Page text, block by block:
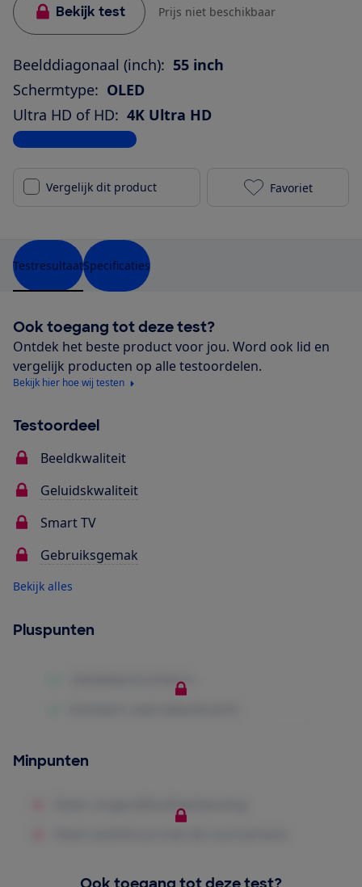
Bekijk test Prijs niet beschikbaar
Beelddiagonaal (inch): 55 inch
Schermtype: OLED
Ultra HD of HD: 4K Ultra HD
Bekijk alle specificaties
Vergelijk dit product Sony KD-
Favoriet
TestresultaatSpecificaties
Ook toegang tot deze test?
Ontdek het beste product voor jou. Word ook lid en
vergelijk producten op alle testoordelen.
Bekijk hier hoe wij testen
Testoordeel
Beeldkwaliteit
Geluidskwaliteit
Smart TV
Gebruiksgemak
Bekijk alles
Pluspunten
Minpunten